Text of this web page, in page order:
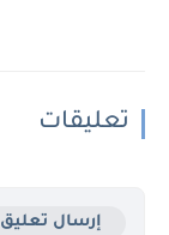
تعليقات
إرسال تعليق